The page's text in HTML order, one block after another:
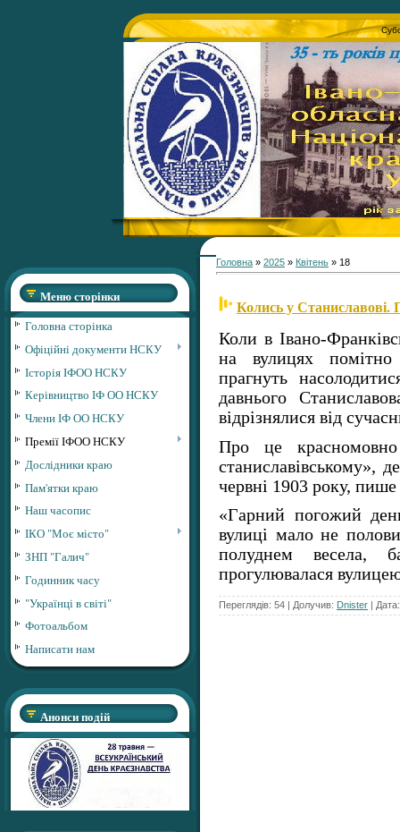
Меню сторінки
Головна сторінка
Офіційні документи НСКУ
Історія ІФОО НСКУ
Керівництво ІФ ОО НСКУ
Члени ІФ ОО НСКУ
Премії ІФОО НСКУ
Дослідники краю
Пам'ятки краю
Наш часопис
ІКО "Моє місто"
ЗНП "Галич"
Годинник часу
"Українці в світі"
Фотоальбом
Написати нам
Анонси подій
Головна » 2025 » Квітень » 18
Колись у Станиславові.
Коли в Івано-
на вулицях
прагнуть
давнього
відрізнялися від
Про це красномовно
станиславівському»,
червні 1903 року, пише
«Гарний погожий
вулиці мало не
полуднем весела,
прогулювалася
Переглядів: 54 | Долучив: Dnister |